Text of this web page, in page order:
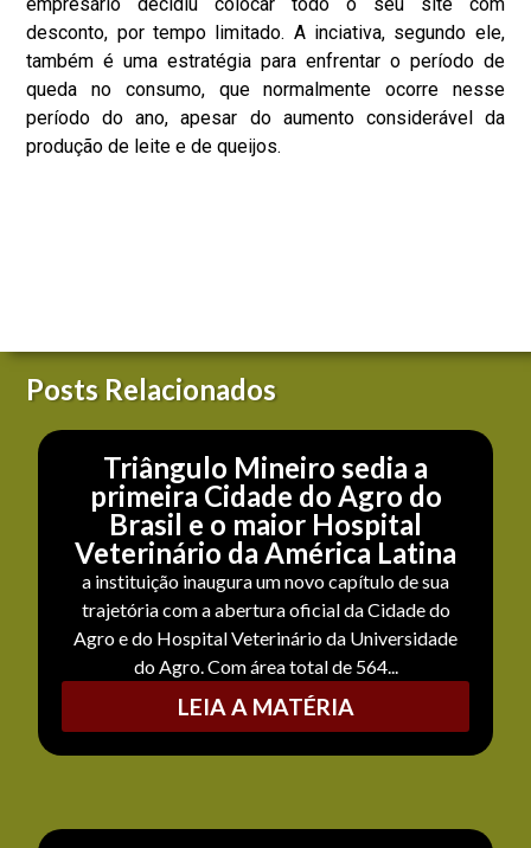
desconto, por tempo limitado. A inciativa, segundo ele,
também é uma estratégia para enfrentar o período de
queda no consumo, que normalmente ocorre nesse
período do ano, apesar do aumento considerável da
produção de leite e de queijos.
Posts Relacionados
Triângulo Mineiro sedia a
primeira Cidade do Agro do
Brasil e o maior Hospital
Veterinário da América Latina
a instituição inaugura um novo capítulo de sua
trajetória com a abertura oficial da Cidade do
Agro e do Hospital Veterinário da Universidade
do Agro. Com área total de 564...
LEIA A MATÉRIA